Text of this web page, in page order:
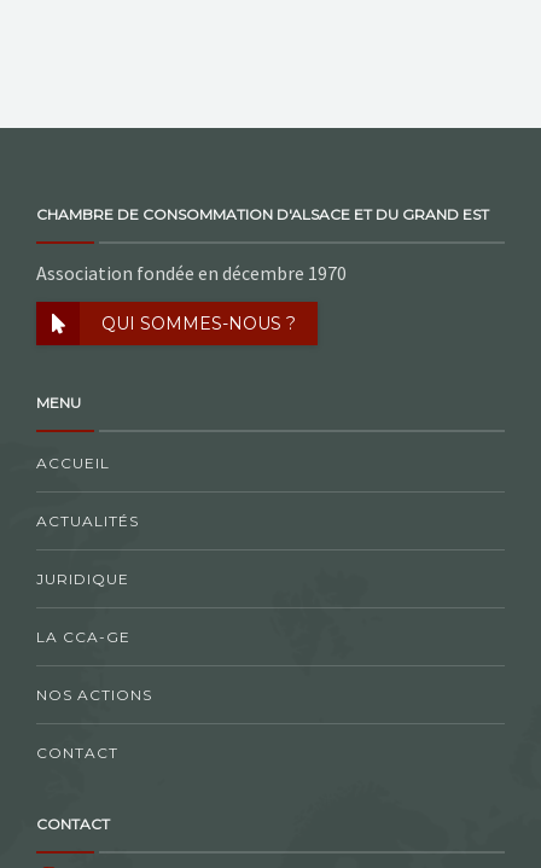
CHAMBRE DE CONSOMMATION D'ALSACE ET DU GRAND EST
Association fondée en décembre 1970
QUI SOMMES-NOUS ?
MENU
ACCUEIL
ACTUALITÉS
JURIDIQUE
LA CCA-GE
NOS ACTIONS
CONTACT
CONTACT